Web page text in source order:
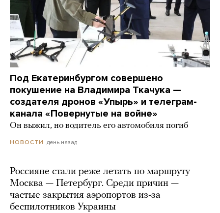
Под Екатеринбургом совершено
покушение на Владимира Ткачука —
создателя дронов «Упырь» и телеграм-
канала «Повернутые на войне»
Он выжил, но водитель его автомобиля погиб
НОВОСТИ день назад
Россияне стали реже летать по маршруту
Москва — Петербург. Среди причин —
частые закрытия аэропортов из-за
беспилотников Украины